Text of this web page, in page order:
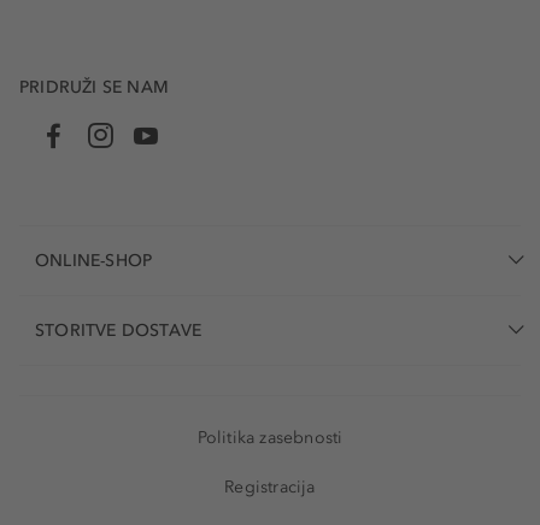
PRIDRUŽI SE NAM
ONLINE-SHOP
STORITVE DOSTAVE
Politika zasebnosti
Registracija